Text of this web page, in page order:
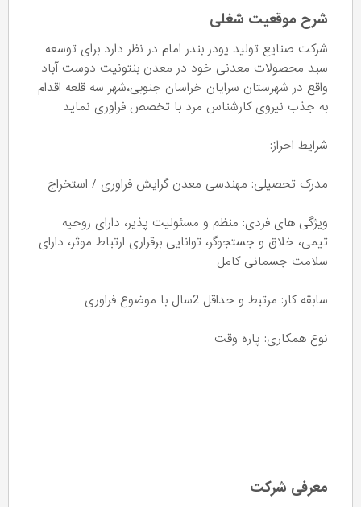
شرح موقعیت شغلی
شرکت صنایع تولید پودر بندر امام در نظر دارد برای توسعه
سبد محصولات معدنی خود در معدن بنتونیت دوست آباد
واقع در شهرستان سرایان خراسان جنوبی،شهر سه قلعه اقدام
به جذب نیروی کارشناس مرد با تخصص فراوری نماید
شرایط احراز:
مدرک تحصیلی: مهندسی معدن گرایش فراوری / استخراج
ویژگی های فردی: منظم و مسئولیت پذیر، دارای روحیه
تیمی، خلاق و جستجوگر، توانایی برقراری ارتباط موثر، دارای
سلامت جسمانی كامل
سابقه کار: مرتبط و حداقل 2سال با موضوع فراوری
نوع همکاری: پاره وقت
معرفی شرکت